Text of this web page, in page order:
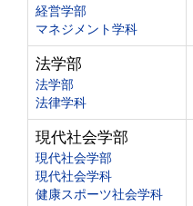
経営学部
マネジメント学科
法学部
法学部
法律学科
現代社会学部
現代社会学部
現代社会学科
健康スポーツ社会学科